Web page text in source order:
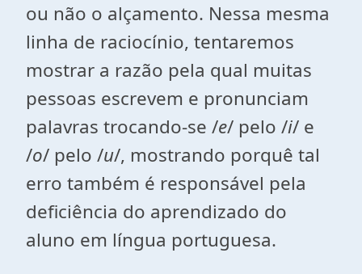
ou não o alçamento. Nessa mesma
linha de raciocínio, tentaremos
mostrar a razão pela qual muitas
pessoas escrevem e pronunciam
palavras trocando-se /e/ pelo /i/ e
/o/ pelo /u/, mostrando porquê tal
erro também é responsável pela
deficiência do aprendizado do
aluno em língua portuguesa.